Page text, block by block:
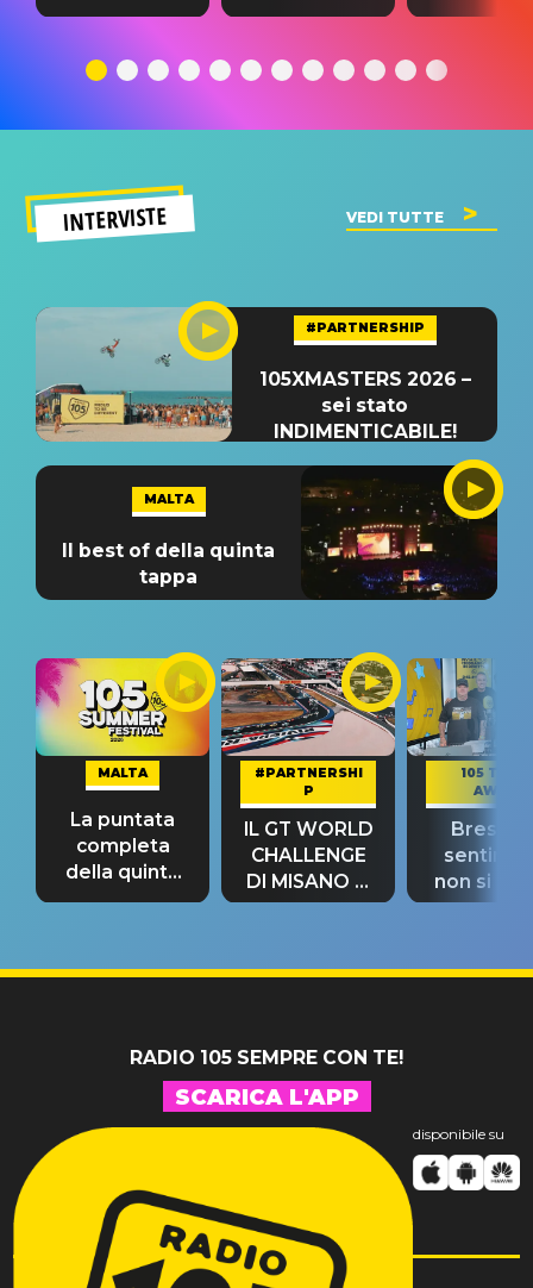
testo,
significato
traduzione e
del singolo
testo,
INTERVISTE VEDI TUTTE
#PARTNERSHIP
105XMASTERS 2026 –
sei stato
INDIMENTICABILE!
MALTA
Il best of della quinta
tappa
MALTA
La puntata
completa
della quinta
tappa
#PARTNERSHI
P
IL GT WORLD
CHALLENGE
DI MISANO si
riconferma
105 TAKE
AWAY
Bresh:
non si
fino alla
RADIO 105 SEMPRE CON TE!
SCARICA L'APP
disponibile su